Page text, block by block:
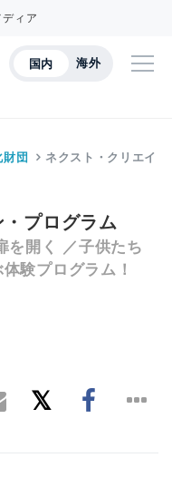
ィア
国内 海外
団 ネクスト・クリエイ
プログラム
を開く ／子供たち
験プログラム！